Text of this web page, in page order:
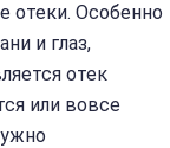
отеки. Особенно
и глаз,
отек
или вовсе